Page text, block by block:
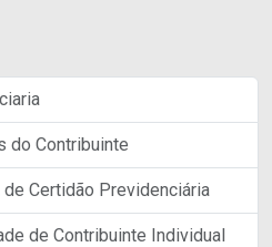
do Contribuinte
Certidão Previdenciária
de Contribuinte Individual